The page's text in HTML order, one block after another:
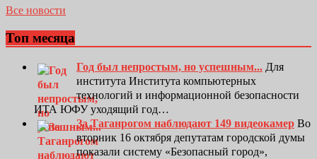
Все новости
Топ месяца
Год был непростым, но успешным... Для
института Института компьютерных
технологий и информационной безопасности
ИТА ЮФУ уходящий год…
За Таганрогом наблюдают 149 видеокамер Во
вторник 16 октября депутатам городской думы
показали систему «Безопасный город»,